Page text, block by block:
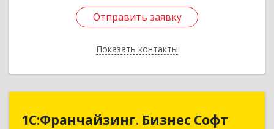
Отправить заявку
Показать контакты
Отправить заявку
Назад
1C:Франчайзинг. Бизнес Софт
1C:Франчайзинг. Бизнес Софт